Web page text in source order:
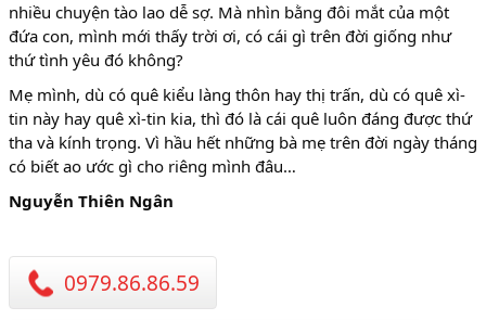
nhiều chuyện tào lao dễ sợ. Mà nhìn bằng đôi mắt của một
đứa con, mình mới thấy trời ơi, có cái gì trên đời giống như
thứ tình yêu đó không?
Mẹ mình, dù có quê kiểu làng thôn hay thị trấn, dù có quê xì-
tin này hay quê xì-tin kia, thì đó là cái quê luôn đáng được thứ
tha và kính trọng. Vì hầu hết những bà mẹ trên đời ngày tháng
có biết ao ước gì cho riêng mình đâu…
Nguyễn Thiên Ngân
0979.86.86.59